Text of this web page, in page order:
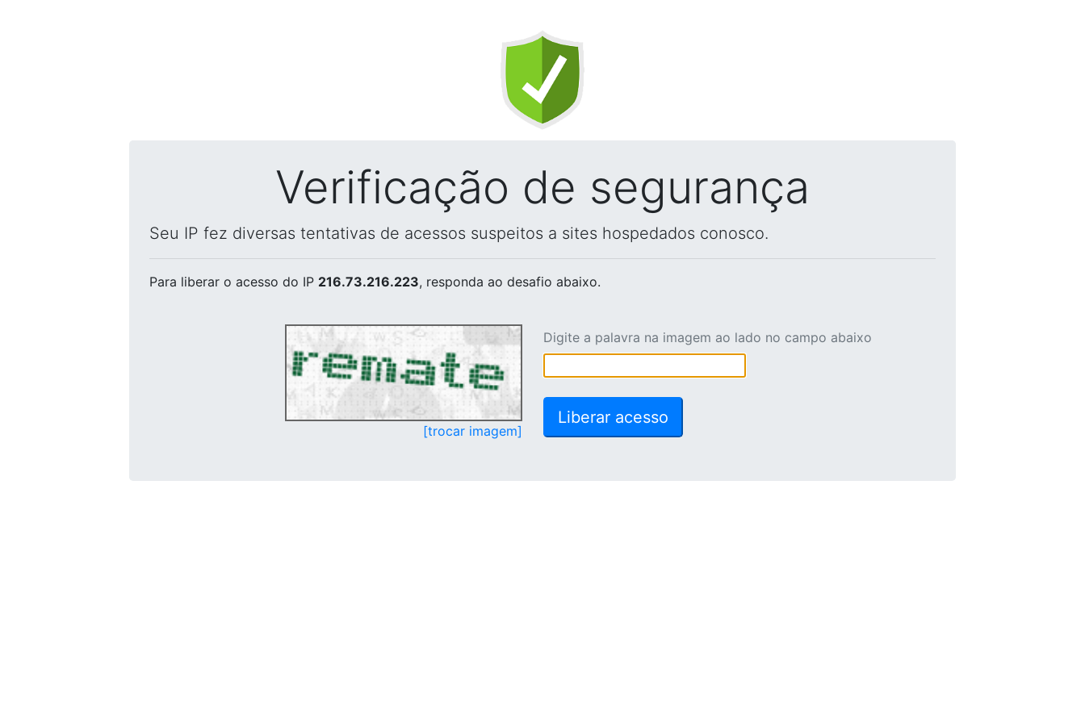
Verificação de segurança
Seu IP fez diversas tentativas de acessos suspeitos a sites hospedados conosco.
Para liberar o acesso do IP 216.73.216.223, responda ao desafio abaixo.
[trocar imagem]
Digite a palavra na imagem ao lado no campo abaixo